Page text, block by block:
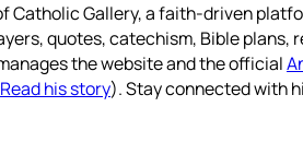
Catholic Gallery, a faith-driven
quotes, catechism, Bible plans,
the website and the official
Read his story). Stay connected with